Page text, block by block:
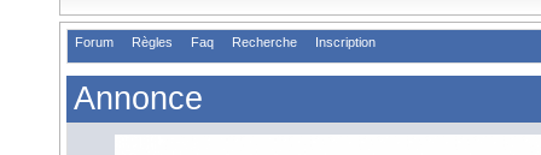
Forum Règles Faq Recherche Inscription
Annonce